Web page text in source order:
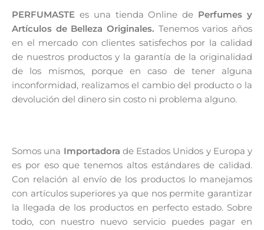
PERFUMASTE es una tienda Online de Perfumes y
Artículos de Belleza Originales. Tenemos varios años
en el mercado con clientes satisfechos por la calidad
de nuestros productos y la garantía de la originalidad
de los mismos, porque en caso de tener alguna
inconformidad, realizamos el cambio del producto o la
devolución del dinero sin costo ni problema alguno.
Somos una Importadora de Estados Unidos y Europa y
es por eso que tenemos altos estándares de calidad.
Con relación al envío de los productos lo manejamos
con artículos superiores ya que nos permite garantizar
la llegada de los productos en perfecto estado. Sobre
todo, con nuestro nuevo servicio puedes pagar en